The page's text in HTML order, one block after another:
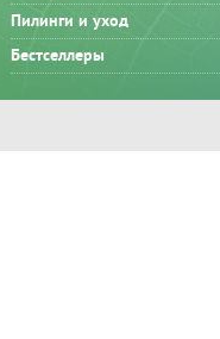
Пилинги и уход
Бестселлеры